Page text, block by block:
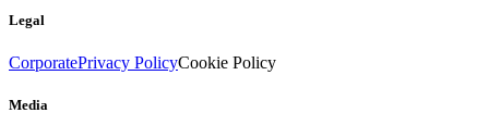
Legal
CorporatePrivacy PolicyCookie Policy
Media